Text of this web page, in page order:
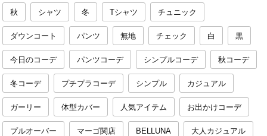
秋 シャツ 冬 Tシャツ チュニック
ダウンコート パンツ 無地 チェック 白 黒
今日のコーデ パンツコーデ シンプルコーデ 秋コーデ
冬コーデ プチプラコーデ シンプル カジュアル
ガーリー 体型カバー 人気アイテム お出かけコーデ
プルオーバー マーゴ関店 BELLUNA 大人カジュアル